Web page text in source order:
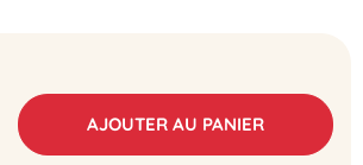
AJOUTER AU PANIER